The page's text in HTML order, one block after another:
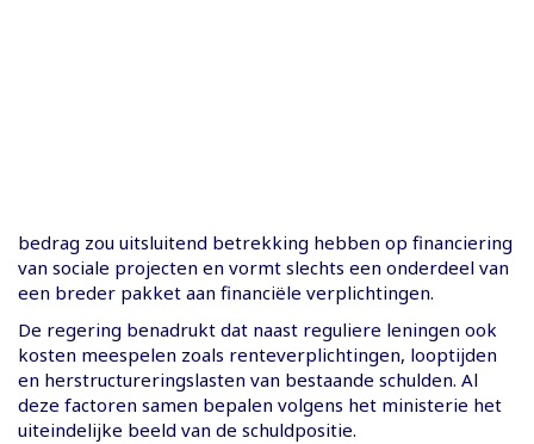
bedrag zou uitsluitend betrekking hebben op financiering
van sociale projecten en vormt slechts een onderdeel van
een breder pakket aan financiële verplichtingen.
De regering benadrukt dat naast reguliere leningen ook
kosten meespelen zoals renteverplichtingen, looptijden
en herstructureringslasten van bestaande schulden. Al
deze factoren samen bepalen volgens het ministerie het
uiteindelijke beeld van de schuldpositie.